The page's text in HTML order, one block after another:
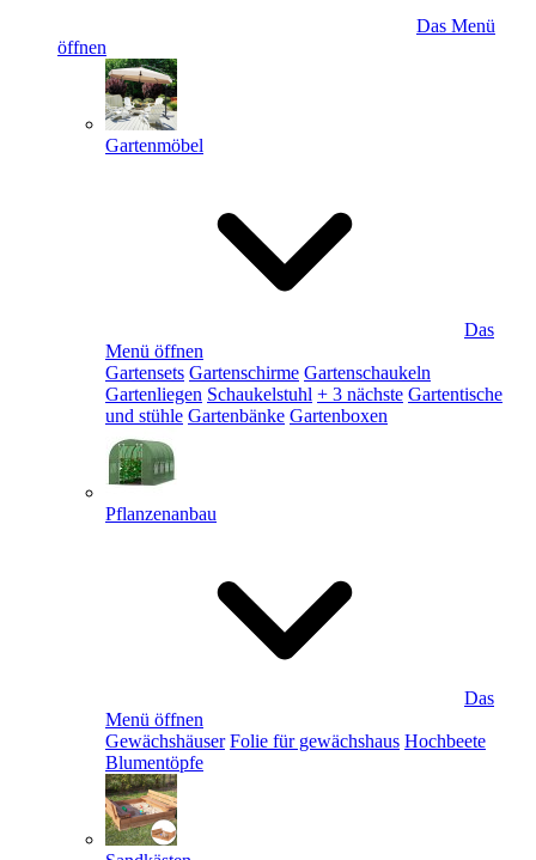
Das Menü
öffnen
Gartenmöbel
Das
Menü öffnen
Gartensets Gartenschirme Gartenschaukeln
Gartenliegen Schaukelstuhl + 3 nächste Gartentische
und stühle Gartenbänke Gartenboxen
Pflanzenanbau
Das
Menü öffnen
Gewächshäuser Folie für gewächshaus Hochbeete
Blumentöpfe